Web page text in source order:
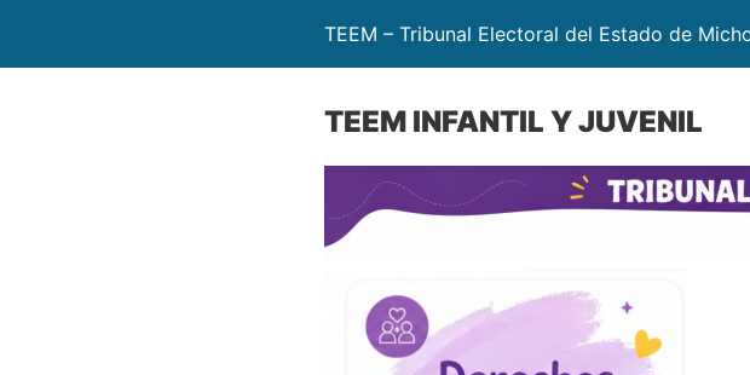
TEEM – Tribunal Electoral del Estado de
TEEM INFANTIL Y JUVENIL